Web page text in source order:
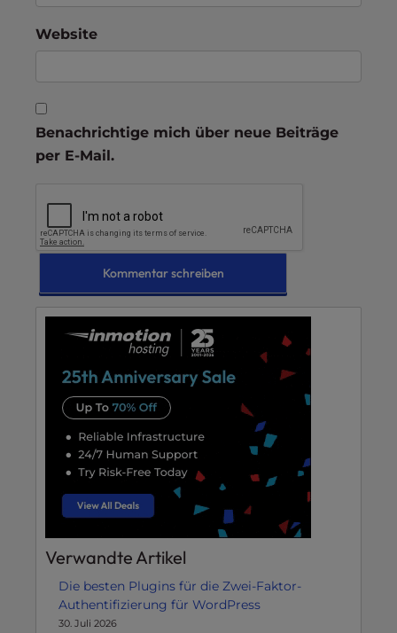
Website
Benachrichtige mich über neue Beiträge
per E-Mail.
Verwandte Artikel
Die besten Plugins für die Zwei-Faktor-
Authentifizierung für WordPress
30. Juli 2026